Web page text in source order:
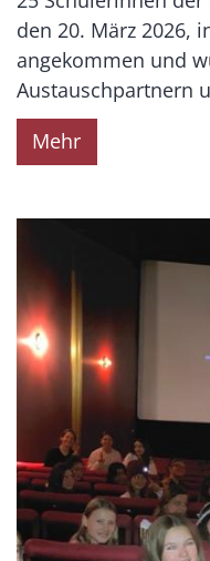
den 20. März 2026,
angekommen und
Austauschpartnern
Mehr